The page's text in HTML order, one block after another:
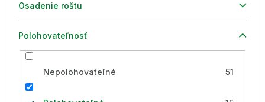
Osadenie roštu
Polohovateľnosť
Nepolohovateľné 51